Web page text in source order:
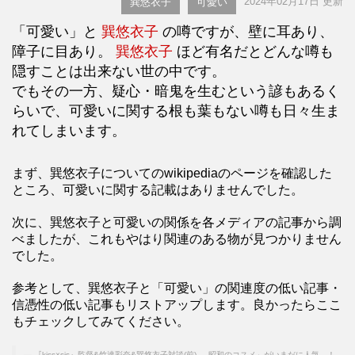
「可愛い」と 巽悠衣子 の噂ですが、壁に耳あり、
障子に目あり。 巽悠衣子 ほど有名だとどんな噂も
隠すことは出来ない世の中です。
でもその一方、疑心・暗鬼を生むという諺もあるく
らいで、可愛いに関する根も葉もない噂も日々生ま
れてしまいます。
まず、巽悠衣子についてのwikipediaのページを確認した
ところ、可愛いに関する記載はありませんでした。
次に、巽悠衣子と可愛いの関係を各メディアの記事から調
べましたが、これもやはり関連のある物が見つかりません
でした。
参考として、巽悠衣子と「可愛い」の関連度の低い記事・
信憑性の低い記事もリストアップします。良かったらここ
もチェックしてみてください。